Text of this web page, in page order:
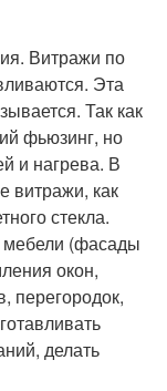
Витражи по
Эта
Так как
фьюзинг, но
и нагрева. В
витражи, как
стекла.
мебели (фасады
окон,
перегородок,
делать